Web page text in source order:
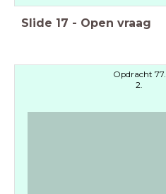
Slide 17 - Open vraag
Opdracht 77.
2.